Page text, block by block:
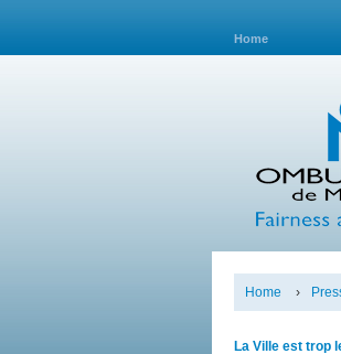
Home
Home ›
La Ville est trop